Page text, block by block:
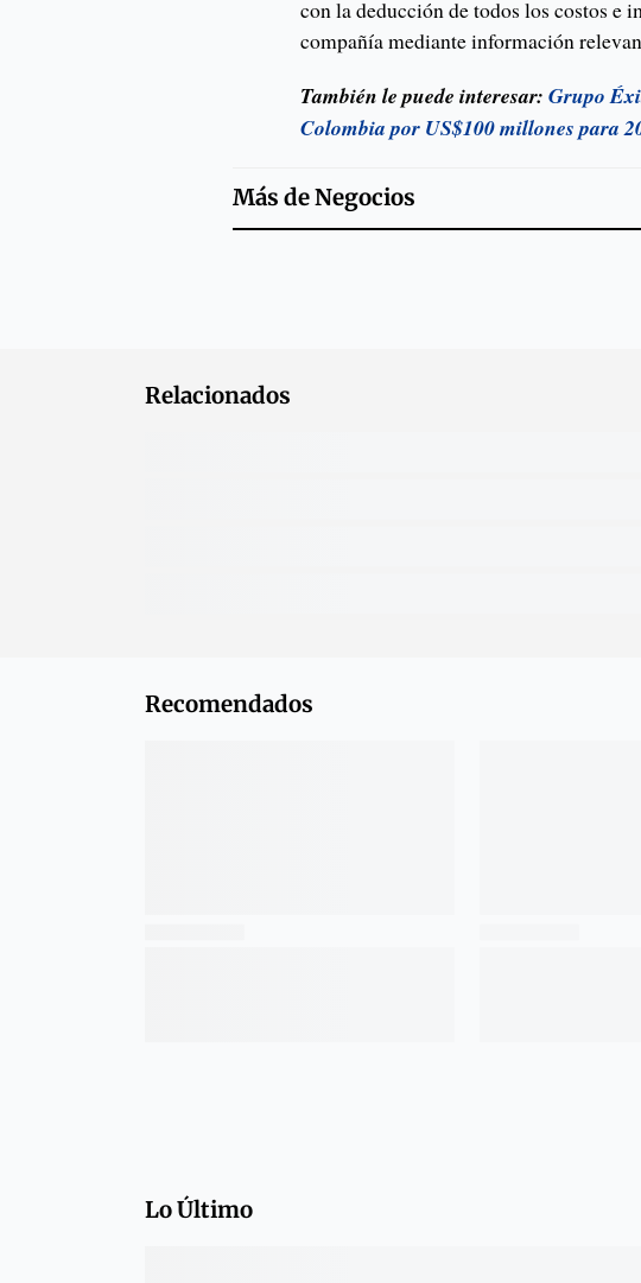
con la deducción de todos los costos e
compañía mediante información
También le puede interesar:Grupo
Colombia por US$100 millones para
Más deNegocios
Relacionados
Recomendados
Lo Último